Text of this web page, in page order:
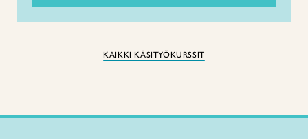
KAIKKI KÄSITYÖKURSSIT